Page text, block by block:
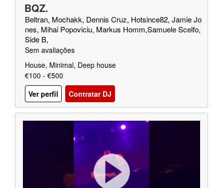
BQZ.
Beltran, Mochakk, Dennis Cruz, Hotsince82, Jamie Jo
nes, Mihai Popoviciu, Markus Homm,Samuele Scelfo,
Side B,
Sem avaliações
House, Minimal, Deep house
€100 - €500
Ver perfil
Contratar DJ